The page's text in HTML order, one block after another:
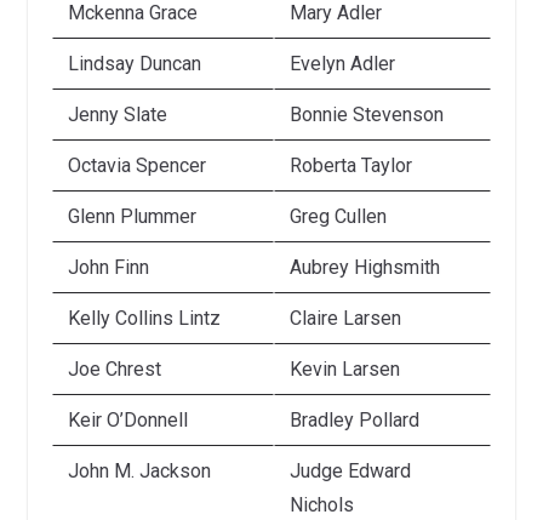
Mckenna Grace Mary Adler
Lindsay Duncan Evelyn Adler
Jenny Slate Bonnie Stevenson
Octavia Spencer Roberta Taylor
Glenn Plummer Greg Cullen
John Finn Aubrey Highsmith
Kelly Collins Lintz Claire Larsen
Joe Chrest Kevin Larsen
Keir O’Donnell Bradley Pollard
John M. Jackson
Judge Edward
Nichols